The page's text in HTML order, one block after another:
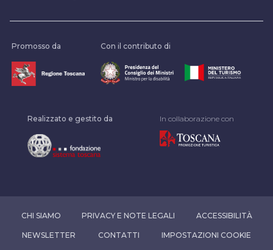
Promosso da Con il contributo di
Realizzato e gestito da In collaborazione con
CHI SIAMO PRIVACY E NOTE LEGALI ACCESSIBILITÀ
NEWSLETTER CONTATTI IMPOSTAZIONI COOKIE